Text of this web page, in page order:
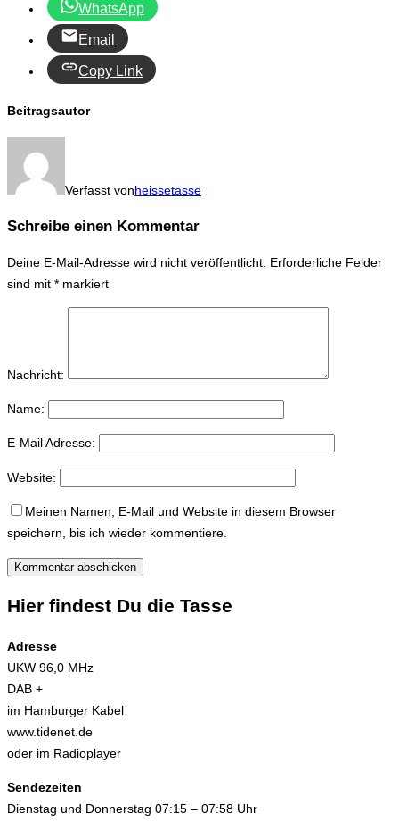
WhatsApp
Email
Copy Link
Beitragsautor
Verfasst vonheissetasse
Schreibe einen Kommentar
Deine E-Mail-Adresse wird nicht veröffentlicht. Erforderliche Felder
sind mit * markiert
Nachricht:
Name:
E-Mail Adresse:
Website:
Meinen Namen, E-Mail und Website in diesem Browser
speichern, bis ich wieder kommentiere.
Hier findest Du die Tasse
Adresse
UKW 96,0 MHz
DAB +
im Hamburger Kabel
www.tidenet.de
oder im Radioplayer
Sendezeiten
Dienstag und Donnerstag 07:15 – 07:58 Uhr